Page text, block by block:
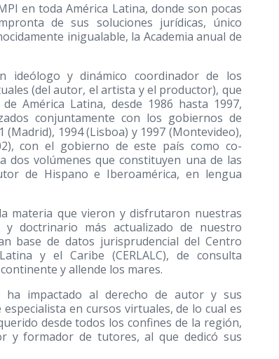
en toda América Latina, donde son pocas
de sus soluciones jurídicas, único
inigualable, la Academia anual de
ideólogo y dinámico coordinador de los
(del autor, el artista y el productor), que
América Latina, desde 1986 hasta 1997,
conjuntamente con los gobiernos de
1994 (Lisboa) y 1997 (Montevideo),
con el gobierno de este país como co-
dos volúmenes que constituyen una de las
de Hispano e Iberoamérica, en lengua
materia que vieron y disfrutaron nuestras
y doctrinario más actualizado de nuestro
base de datos jurisprudencial del Centro
y el Caribe (CERLALC), de consulta
y allende los mares.
impactado al derecho de autor y sus
en cursos virtuales, de lo cual es
desde todos los confines de la región,
y formador de tutores, al que dedicó sus